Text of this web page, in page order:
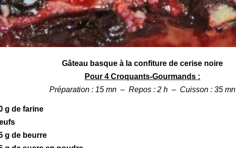
Gâteau basque à la confiture decerise noire
Pour 4 Croquants-Gourmands :
Préparation : 15 mn – Repos : 2 h – Cuisson : 35 mn
g de farine
g de beurre